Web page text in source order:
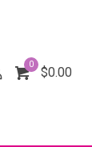
0
$0.00